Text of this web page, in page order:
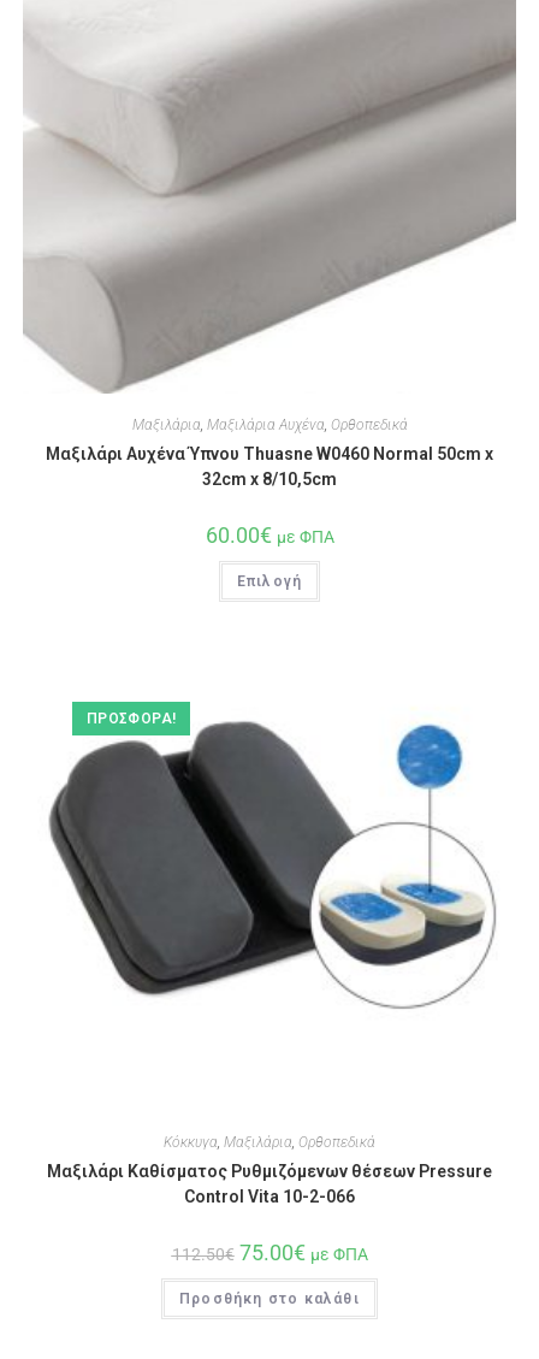
Μαξιλάρια, Μαξιλάρια Αυχένα, Ορθοπεδικά
Μαξιλάρι Αυχένα Ύπνου Thuasne W0460 Normal 50cm x
32cm x 8/10,5cm
60.00€ με ΦΠΑ
Επιλογή
ΠΡΟΣΦΟΡΆ!
Κόκκυγα, Μαξιλάρια, Ορθοπεδικά
Μαξιλάρι Καθίσματος Ρυθμιζόμενων θέσεων Pressure
Control Vita 10-2-066
112.50€ 75.00€ με ΦΠΑ
Προσθήκη στο καλάθι